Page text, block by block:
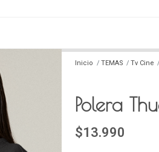
Inicio TEMAS Tv Cine
Polera
$13.990